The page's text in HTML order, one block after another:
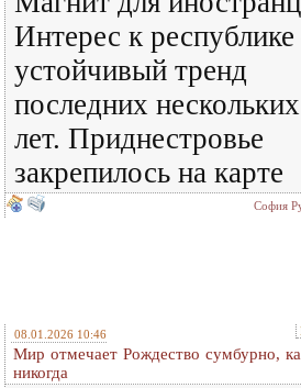
Интерес к
устойчивый тренд
последних нескольких
лет. Приднестровье
закрепилось на карте
София
08.01.2026 10:46
Мир отмечает Рождество сумбурно,
никогда